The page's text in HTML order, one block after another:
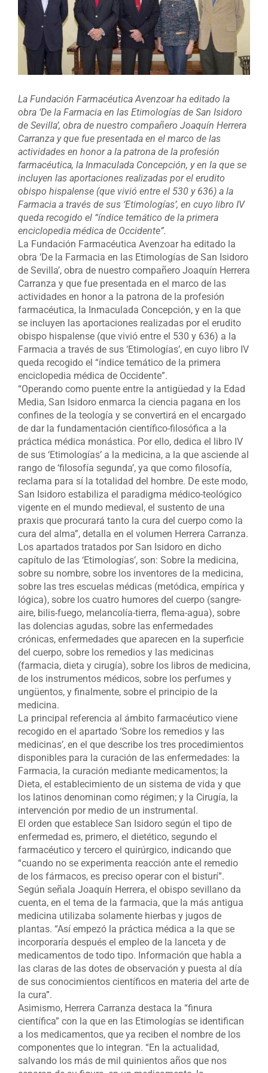
La Fundación Farmacéutica Avenzoar ha editado la
obra ‘De la Farmacia en las Etimologías de San Isidoro
de Sevilla’, obra de nuestro compañero Joaquín Herrera
Carranza y que fue presentada en el marco de las
actividades en honor a la patrona de la profesión
farmacéutica, la Inmaculada Concepción, y en la que se
incluyen las aportaciones realizadas por el erudito
obispo hispalense (que vivió entre el 530 y 636) a la
Farmacia a través de sus ‘Etimologías’, en cuyo libro IV
queda recogido el “índice temático de la primera
enciclopedia médica de Occidente”.
La Fundación Farmacéutica Avenzoar ha editado la
obra ‘De la Farmacia en las Etimologías de San Isidoro
de Sevilla’, obra de nuestro compañero Joaquín Herrera
Carranza y que fue presentada en el marco de las
actividades en honor a la patrona de la profesión
farmacéutica, la Inmaculada Concepción, y en la que
se incluyen las aportaciones realizadas por el erudito
obispo hispalense (que vivió entre el 530 y 636) a la
Farmacia a través de sus ‘Etimologías’, en cuyo libro IV
queda recogido el “índice temático de la primera
enciclopedia médica de Occidente”.
“Operando como puente entre la antigüedad y la Edad
Media, San Isidoro enmarca la ciencia pagana en los
confines de la teología y se convertirá en el encargado
de dar la fundamentación científico-filosófica a la
práctica médica monástica. Por ello, dedica el libro IV
de sus ‘Etimologías’ a la medicina, a la que asciende al
rango de ‘filosofía segunda’, ya que como filosofía,
reclama para sí la totalidad del hombre. De este modo,
San Isidoro estabiliza el paradigma médico-teológico
vigente en el mundo medieval, el sustento de una
praxis que procurará tanto la cura del cuerpo como la
cura del alma”, detalla en el volumen Herrera Carranza.
Los apartados tratados por San Isidoro en dicho
capítulo de las ‘Etimologías’, son: Sobre la medicina,
sobre su nombre, sobre los inventores de la medicina,
sobre las tres escuelas médicas (metódica, empírica y
lógica), sobre los cuatro humores del cuerpo (sangre-
aire, bilis-fuego, melancolía-tierra, flema-agua), sobre
las dolencias agudas, sobre las enfermedades
crónicas, enfermedades que aparecen en la superficie
del cuerpo, sobre los remedios y las medicinas
(farmacia, dieta y cirugía), sobre los libros de medicina,
de los instrumentos médicos, sobre los perfumes y
ungüentos, y finalmente, sobre el principio de la
medicina.
La principal referencia al ámbito farmacéutico viene
recogido en el apartado ‘Sobre los remedios y las
medicinas’, en el que describe los tres procedimientos
disponibles para la curación de las enfermedades: la
Farmacia, la curación mediante medicamentos; la
Dieta, el establecimiento de un sistema de vida y que
los latinos denominan como régimen; y la Cirugía, la
intervención por medio de un instrumental.
El orden que establece San Isidoro según el tipo de
enfermedad es, primero, el dietético, segundo el
farmacéutico y tercero el quirúrgico, indicando que
“cuando no se experimenta reacción ante el remedio
de los fármacos, es preciso operar con el bisturí”.
Según señala Joaquín Herrera, el obispo sevillano da
cuenta, en el tema de la farmacia, que la más antigua
medicina utilizaba solamente hierbas y jugos de
plantas. “Así empezó la práctica médica a la que se
incorporaría después el empleo de la lanceta y de
medicamentos de todo tipo. Información que habla a
las claras de las dotes de observación y puesta al día
de sus conocimientos científicos en materia del arte de
la cura”.
Asimismo, Herrera Carranza destaca la “finura
científica” con la que en las Etimologías se identifican
a los medicamentos, que ya reciben el nombre de los
componentes que lo integran. “En la actualidad,
salvando los más de mil quinientos años que nos